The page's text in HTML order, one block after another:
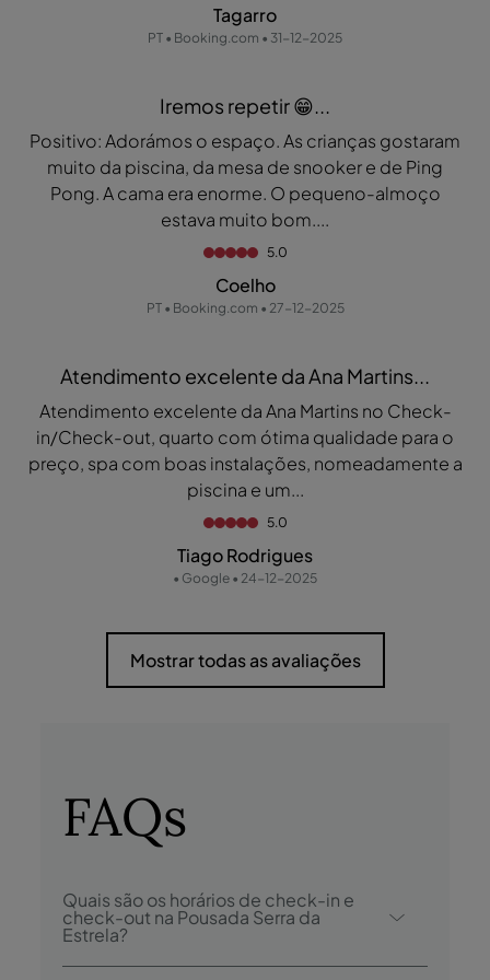
Tagarro
PT • Booking.com • 31-12-2025
Iremos repetir 😁...
Positivo: Adorámos o espaço. As crianças gostaram
muito da piscina, da mesa de snooker e de Ping
Pong. A cama era enorme. O pequeno-almoço
estava muito bom....
5.0
Coelho
PT • Booking.com • 27-12-2025
Atendimento excelente da Ana Martins...
Atendimento excelente da Ana Martins no Check-
in/Check-out, quarto com ótima qualidade para o
preço, spa com boas instalações, nomeadamente a
piscina e um...
5.0
Tiago Rodrigues
• Google • 24-12-2025
Mostrar todas as avaliações
FAQs
Quais são os horários de check-in e
check-out na Pousada Serra da
Estrela?